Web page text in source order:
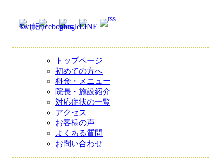
トップページ
初めての方へ
料金・メニュー
院長・施設紹介
対応症状の一覧
アクセス
お客様の声
よくある質問
お問い合わせ